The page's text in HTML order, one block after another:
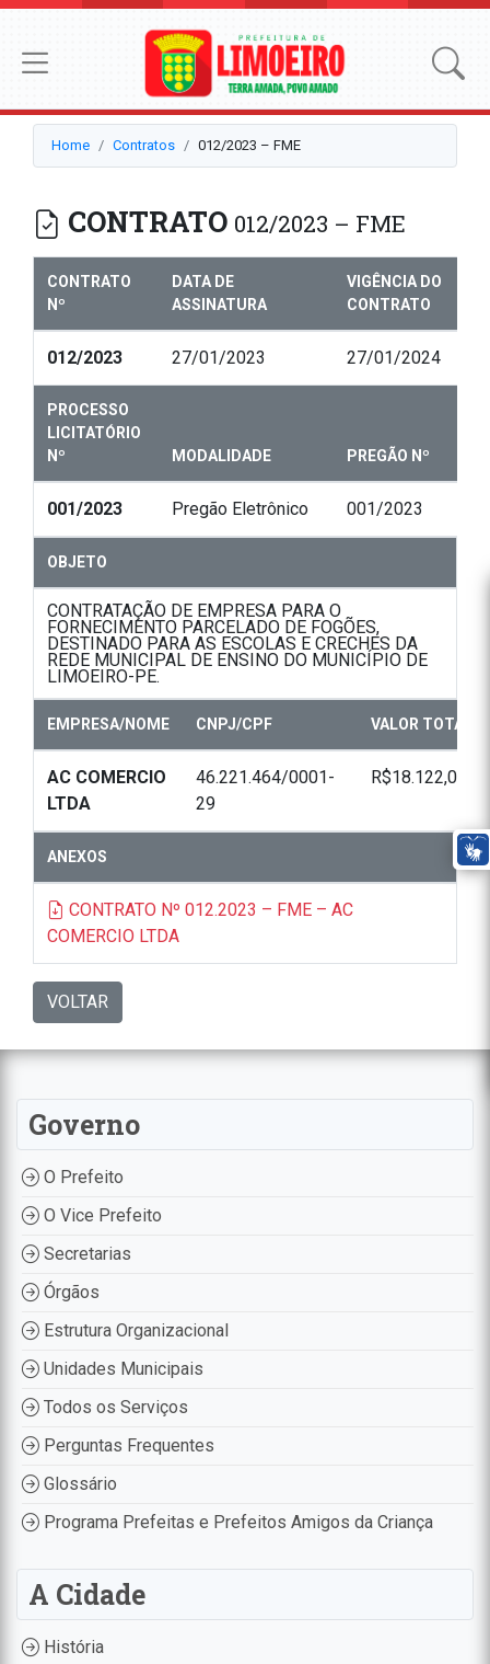
Home Contratos 012/2023 – FME
CONTRATO 012/2023 – FME
CONTRATO
Nº
DATA DE
ASSINATURA
VIGÊNCIA DO
CONTRATO
012/2023 27/01/2023 27/01/2024
PROCESSO
LICITATÓRIO
Nº
MODALIDADE PREGÃO Nº
001/2023 Pregão Eletrônico 001/2023
OBJETO
CONTRATAÇÃO DE EMPRESA PARA O
FORNECIMENTO PARCELADO DE FOGÕES,
DESTINADO PARA AS ESCOLAS E CRECHES DA
REDE MUNICIPAL DE ENSINO DO MUNICÍPIO DE
LIMOEIRO-PE.
EMPRESA/NOME CNPJ/CPF VALOR TOTAL
AC COMERCIO
LTDA
46.221.464/0001-
29
R$18.122,00
ANEXOS
CONTRATO Nº 012.2023 – FME – AC
COMERCIO LTDA
VOLTAR
Governo
O Prefeito
O Vice Prefeito
Secretarias
Órgãos
Estrutura Organizacional
Unidades Municipais
Todos os Serviços
Perguntas Frequentes
Glossário
Programa Prefeitas e Prefeitos Amigos da Criança
A Cidade
História